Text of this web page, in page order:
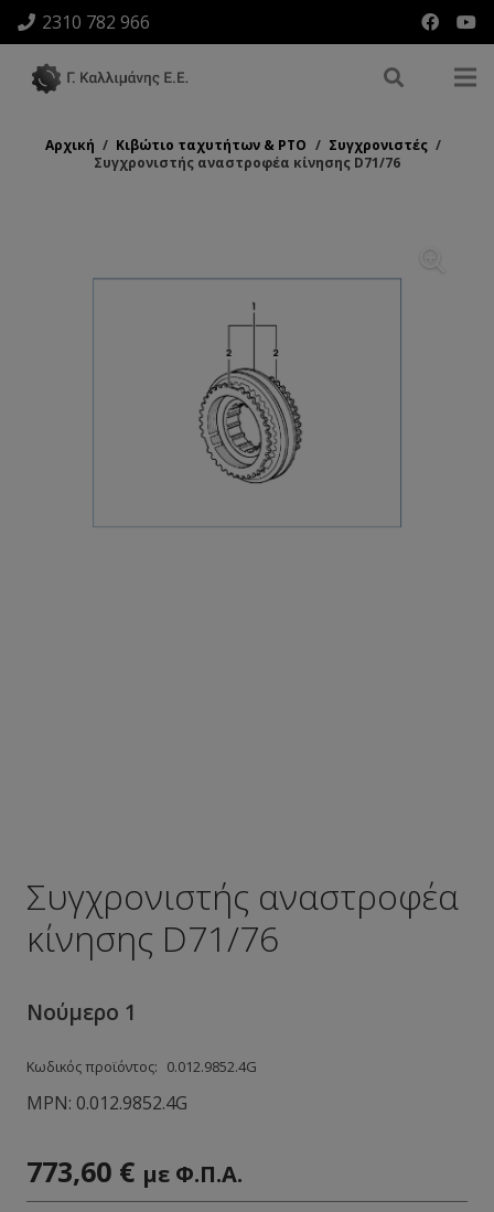
2310 782 966
Αρχική / Κιβώτιο ταχυτήτων & ΡΤΟ / Συγχρονιστές /
Συγχρονιστής αναστροφέα κίνησης D71/76
Συγχρονιστής αναστροφέα
κίνησης D71/76
Νούμερο 1
Κωδικός προϊόντος: 0.012.9852.4G
MPN: 0.012.9852.4G
773,60 € με Φ.Π.Α.